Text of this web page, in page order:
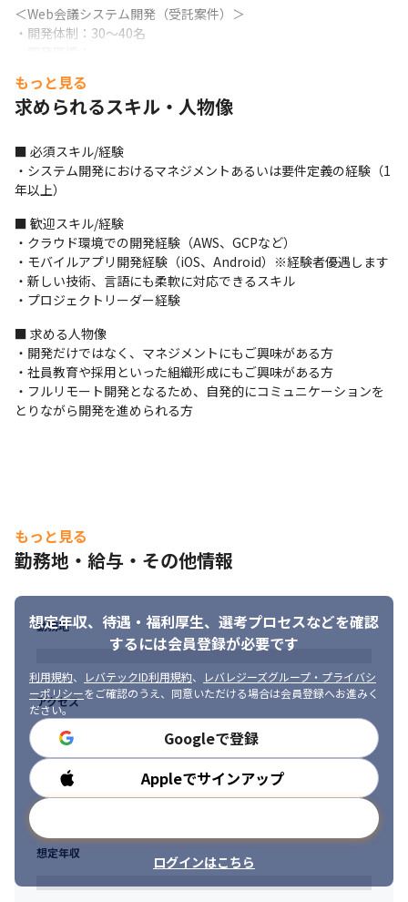
＜Web会議システム開発（受託案件）＞
・開発体制：30～40名
TypeScript（React）、Swift、Objective-C、Kotlin、Java
2.プラットフォーム：iOS、Android、Windows、Mac、WebRTC
ロスプラットフォーム（モバイルアプリ、クライアントアプリ、
Webアプリまで）開発であるため多彩な技術を扱うことが可能で
す
＜デジタルマーケティング企業業務システム開発（受託案件）＞
・開発体制：20名
・開発環境：
1.言語：Java、Python、React、TypeScript
2.インフラ：AWSの各種サービス（EC2、RDS、ElastiCache、
・詳細：新規開発から当社にて受注した大規模受託案件にて、要
件定義、技術選定から携われます
■ この仕事の魅力、やりがい
・プライム案件が8割以上かつ、大手有名クラアイントのプロジェ
もっと見る
求められるスキル・人物像
■ 必須スキル/経験
・システム開発におけるマネジメントあるいは要件定義の経験（1
年以上）
■ 歓迎スキル/経験
・クラウド環境での開発経験（AWS、GCPなど）
・モバイルアプリ開発経験（iOS、Android）※経験者優遇します
・新しい技術、言語にも柔軟に対応できるスキル
・プロジェクトリーダー経験
■ 求める人物像
・開発だけではなく、マネジメントにもご興味がある方
・社員教育や採用といった組織形成にもご興味がある方
・フルリモート開発となるため、自発的にコミュニケーションを
とりながら開発を進められる方
もっと見る
勤務地・給与・その他情報
想定年収、待遇・福利厚生、 選考プロセスなどを確認
するには会員登録が必要です
利用規約、 レバテックID利用規約、
レバレジーズグループ・プライバシ
ーポリシーをご確認のうえ、同意いただける場合は会員登録へお進みく
ださい。
Googleで登録
Appleでサインアップ
ログインはこちら
勤務地
アクセス
勤務時間
想定年収